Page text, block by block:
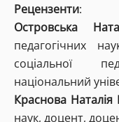
Рецензенти:
Островська
педагогічних
соціальної
національний
Краснова Наталія
наук, доцент,